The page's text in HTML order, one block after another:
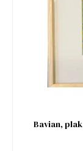
Bavian,